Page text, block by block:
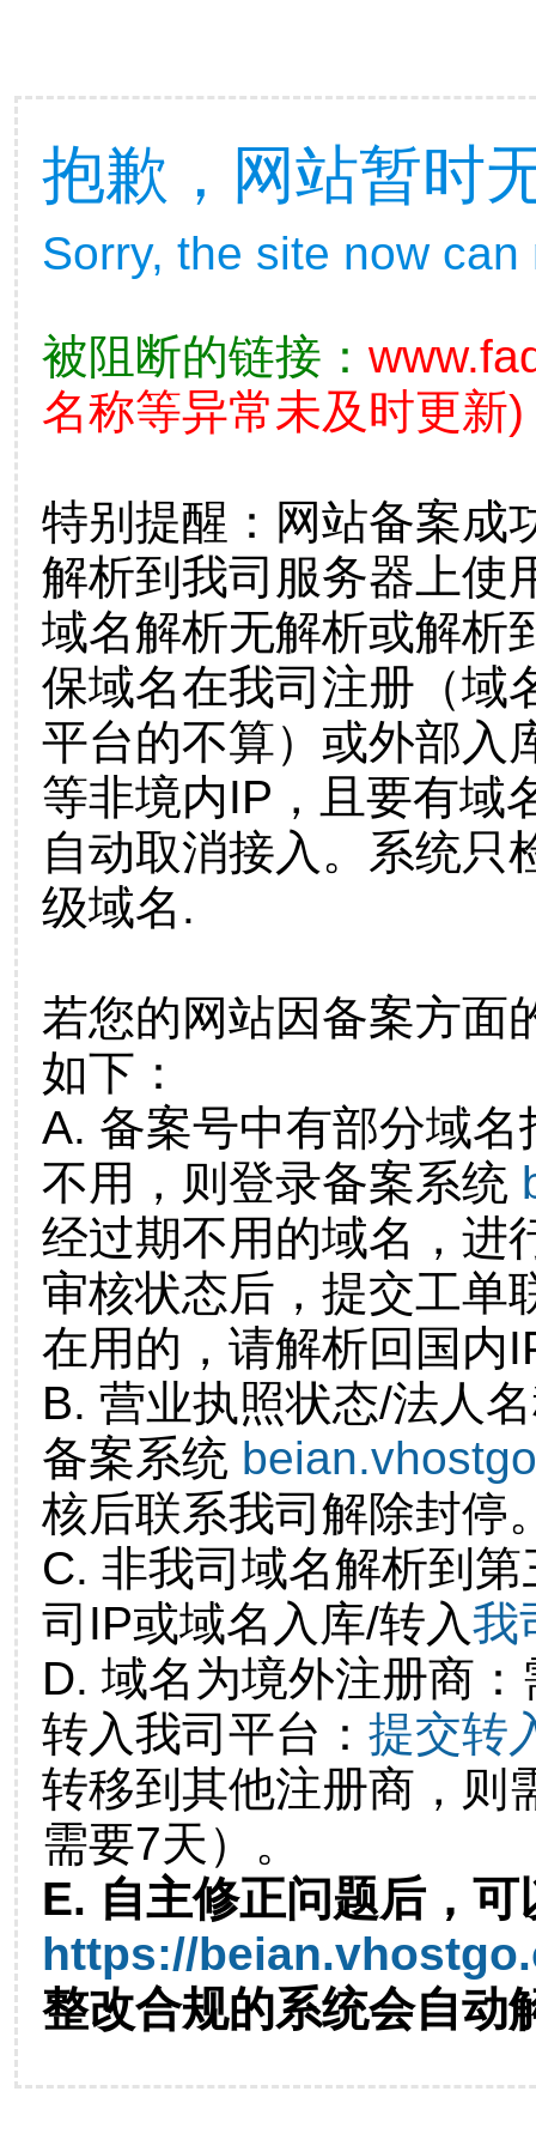
抱歉，网站暂时
Sorry, the site now
被阻断的链接：
名称等异常未及时更新)
特别提醒：网站备案成
解析到我司服务器上使
域名解析无解析或解析
保域名在我司注册（域
平台的不算）或外部入
等非境内IP，且要有域
自动取消接入。系统只
级域名.
若您的网站因备案方面
如下：
A. 备案号中有部分域
不用，则登录备案系统
经过期不用的域名，进
审核状态后，提交工单
在用的，请解析回国内
B. 营业执照状态/法人
备案系统
核后联系我司解除封停
C. 非我司域名解析到
司IP或域名入库/转入我
D. 域名为境外注册商
转入我司平台： 提交转
转移到其他注册商，则
需要7天）。
E. 自主修正问题后，可
https://
整改合规的系统会自动